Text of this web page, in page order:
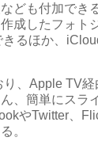
ども付加でき
成したフォト
るほか、
、Apple TV経
、簡単にスラ
やTwitter、
。